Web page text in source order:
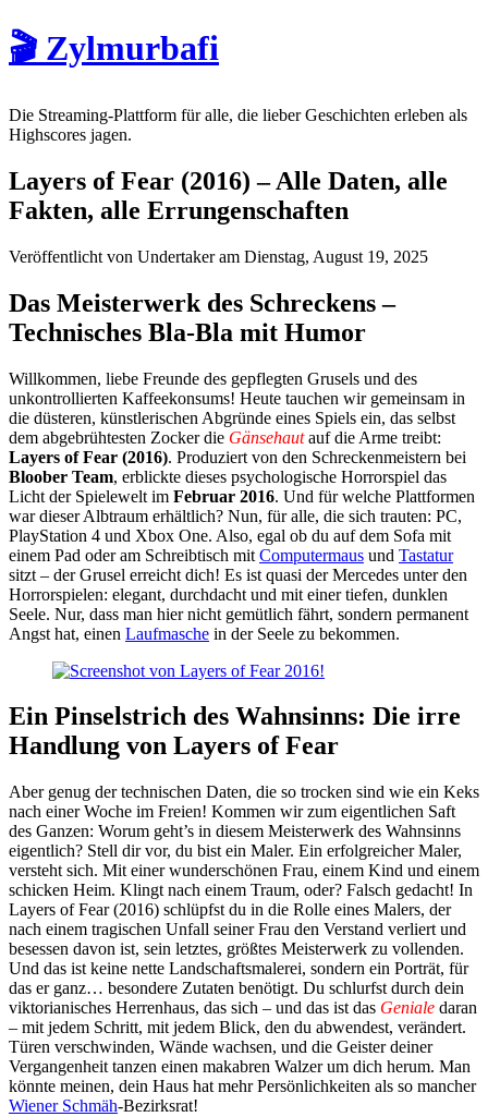
🎬 Zylmurbafi
Die Streaming-Plattform für alle, die lieber Geschichten erleben als
Highscores jagen.
Layers of Fear (2016) – Alle Daten, alle
Fakten, alle Errungenschaften
Veröffentlicht von Undertaker am Dienstag, August 19, 2025
Das Meisterwerk des Schreckens –
Technisches Bla-Bla mit Humor
Willkommen, liebe Freunde des gepflegten Grusels und des
unkontrollierten Kaffeekonsums! Heute tauchen wir gemeinsam in
die düsteren, künstlerischen Abgründe eines Spiels ein, das selbst
dem abgebrühtesten Zocker die Gänsehautauf die Arme treibt:
Layers of Fear (2016). Produziert von den Schreckenmeistern bei
Bloober Team, erblickte dieses psychologische Horrorspiel das
Licht der Spielewelt im Februar 2016. Und für welche Plattformen
war dieser Albtraum erhältlich? Nun, für alle, die sich trauten: PC,
PlayStation 4 und Xbox One. Also, egal ob du auf dem Sofa mit
einem Pad oder am Schreibtisch mit Computermaus und Tastatur
sitzt – der Grusel erreicht dich! Es ist quasi der Mercedes unter den
Horrorspielen: elegant, durchdacht und mit einer tiefen, dunklen
Seele. Nur, dass man hier nicht gemütlich fährt, sondern permanent
Angst hat, einen Laufmasche in der Seele zu bekommen.
Ein Pinselstrich des Wahnsinns: Die irre
Handlung von Layers of Fear
Aber genug der technischen Daten, die so trocken sind wie ein Keks
nach einer Woche im Freien! Kommen wir zum eigentlichen Saft
des Ganzen: Worum geht’s in diesem Meisterwerk des Wahnsinns
eigentlich? Stell dir vor, du bist ein Maler. Ein erfolgreicher Maler,
versteht sich. Mit einer wunderschönen Frau, einem Kind und einem
schicken Heim. Klingt nach einem Traum, oder? Falsch gedacht! In
Layers of Fear (2016) schlüpfst du in die Rolle eines Malers, der
nach einem tragischen Unfall seiner Frau den Verstand verliert und
besessen davon ist, sein letztes, größtes Meisterwerk zu vollenden.
Und das ist keine nette Landschaftsmalerei, sondern ein Porträt, für
das er ganz… besondere Zutaten benötigt. Du schlurfst durch dein
viktorianisches Herrenhaus, das sich – und das ist das Geniale daran
– mit jedem Schritt, mit jedem Blick, den du abwendest, verändert.
Türen verschwinden, Wände wachsen, und die Geister deiner
Vergangenheit tanzen einen makabren Walzer um dich herum. Man
könnte meinen, dein Haus hat mehr Persönlichkeiten als so mancher
Wiener Schmäh-Bezirksrat!